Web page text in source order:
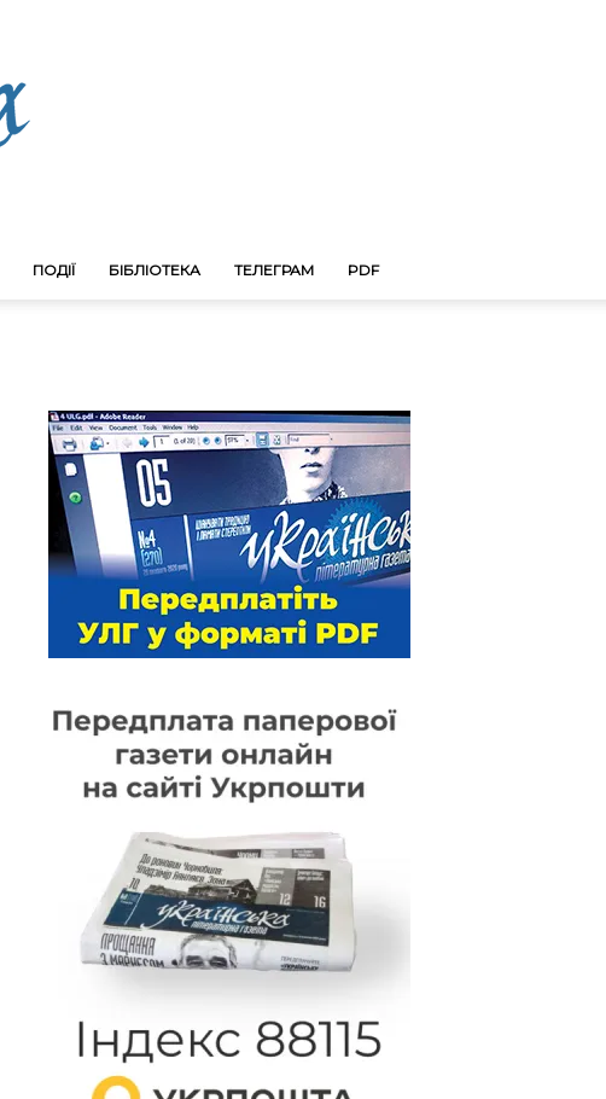
ПОДІЇ БІБЛІОТЕКА ТЕЛЕГРАМ PDF